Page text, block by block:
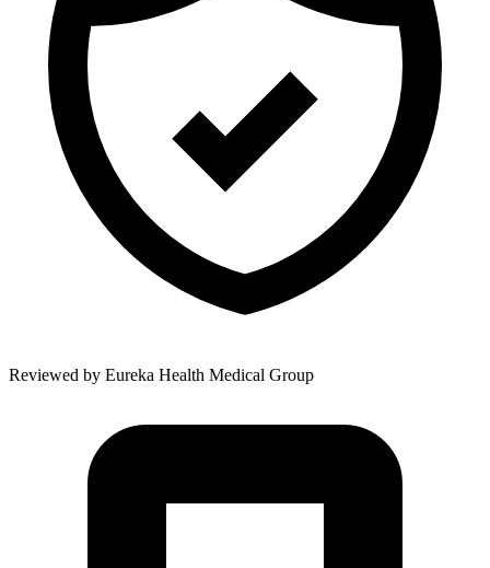
Reviewed by Eureka Health Medical Group